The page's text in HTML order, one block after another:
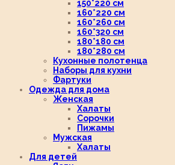
150*220 см
160*220 см
160*260 см
160*320 см
180*180 см
180*280 см
Кухонные полотенца
Наборы для кухни
Фартуки
Одежда для дома
Женская
Халаты
Сорочки
Пижамы
Мужская
Халаты
Для детей